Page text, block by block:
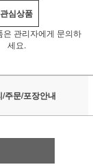
관심상품
은 관리자에게 문의하
세요.
주문/포장안내